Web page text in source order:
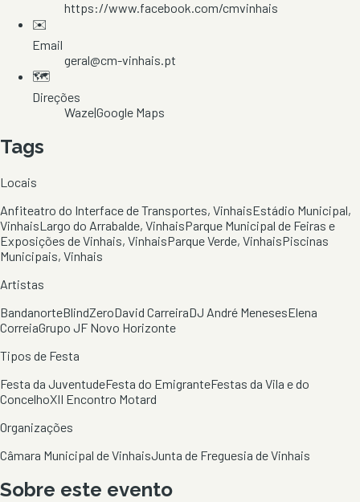
https://www.facebook.com/cmvinhais
✉️
Email
geral@cm-vinhais.pt
🗺️
Direções
Waze|Google Maps
Tags
Locais
Anfiteatro do Interface de Transportes, VinhaisEstádio Municipal,
VinhaisLargo do Arrabalde, VinhaisParque Municipal de Feiras e
Exposições de Vinhais, VinhaisParque Verde, VinhaisPiscinas
Municipais, Vinhais
Artistas
BandanorteBlindZeroDavid CarreiraDJ André MenesesElena
CorreiaGrupo JF Novo Horizonte
Tipos de Festa
Festa da JuventudeFesta do EmigranteFestas da Vila e do
ConcelhoXII Encontro Motard
Organizações
Câmara Municipal de VinhaisJunta de Freguesia de Vinhais
Sobre este evento